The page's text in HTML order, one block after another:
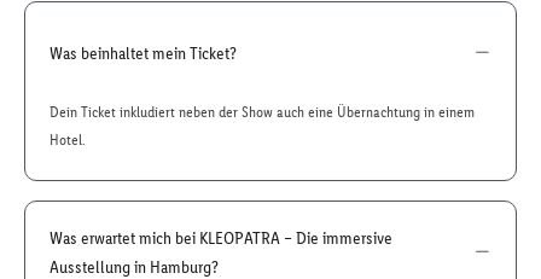
Was beinhaltet mein Ticket?
Dein Ticket inkludiert neben der Show auch eine Übernachtung in einem
Hotel.
Was erwartet mich bei KLEOPATRA – Die immersive
Ausstellung in Hamburg?